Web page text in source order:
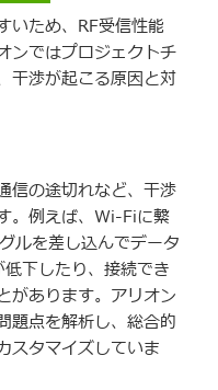
いため、RF受信性能
ンではプロジェクトチ
干渉が起こる原因と対
信の途切れなど、干渉
。例えば、Wi-Fiに繋
ルを差し込んでデータ
下したり、接続でき
があります。アリオン
題点を解析し、総合的
スタマイズしていま